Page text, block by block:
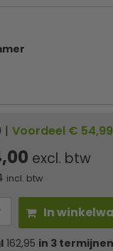
| Voordeel € 54,99
excl. btw
incl. btw
In
162,95 in 3 termijnen